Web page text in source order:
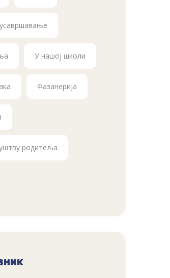
У нашој школи
Фазанерија
родитеља